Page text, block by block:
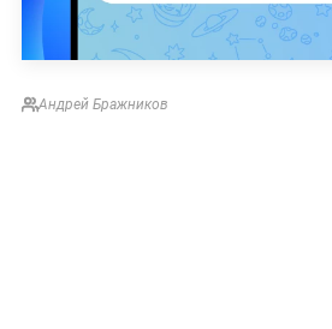
Андрей Бражников